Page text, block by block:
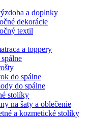
a doplnky
dekorácie
textil
a toppery
do spálne
do spálne
stolíky
na šaty a oblečenie
a kozmetické stolíky